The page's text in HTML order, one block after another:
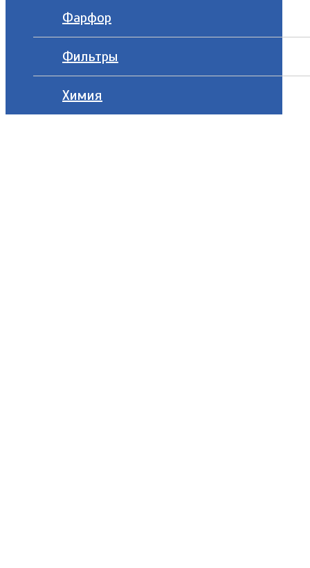
Фарфор
Фильтры
Химия